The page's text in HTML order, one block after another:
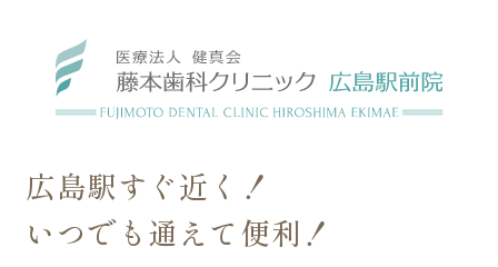
広島駅すぐ近く！
いつでも通えて便利！